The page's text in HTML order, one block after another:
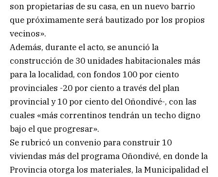
son propietarias de su casa, en un nuevo barrio
que próximamente será bautizado por los propios
vecinos».
Además, durante el acto, se anunció la
construcción de 30 unidades habitacionales más
para la localidad, con fondos 100 por ciento
provinciales -20 por ciento a través del plan
provincial y 10 por ciento del Oñondivé-, con las
cuales «más correntinos tendrán un techo digno
bajo el que progresar».
Se rubricó un convenio para construir 10
viviendas más del programa Oñondivé, en donde la
Provincia otorga los materiales, la Municipalidad el